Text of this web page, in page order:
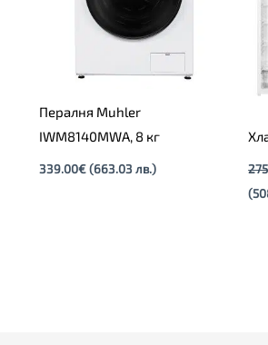
Пералня Muhler
IWM8140MWA, 8 кг
339.00€ (663.03 лв.)